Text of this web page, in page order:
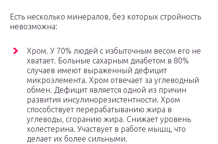
Есть несколько минералов, без которых стройность
невозможна:
Хром. У 70% людей с избыточным весом его не
хватает. Больные сахарным диабетом в 80%
случаев имеют выраженный дефицит
микроэлемента. Хром отвечает за углеводный
обмен. Дефицит является одной из причин
развития инсулинорезистентности. Хром
способствует перерабатыванию жира в
углеводы, сгоранию жира. Снижает уровень
холестерина. Участвует в работе мышц, что
делает их более сильными.